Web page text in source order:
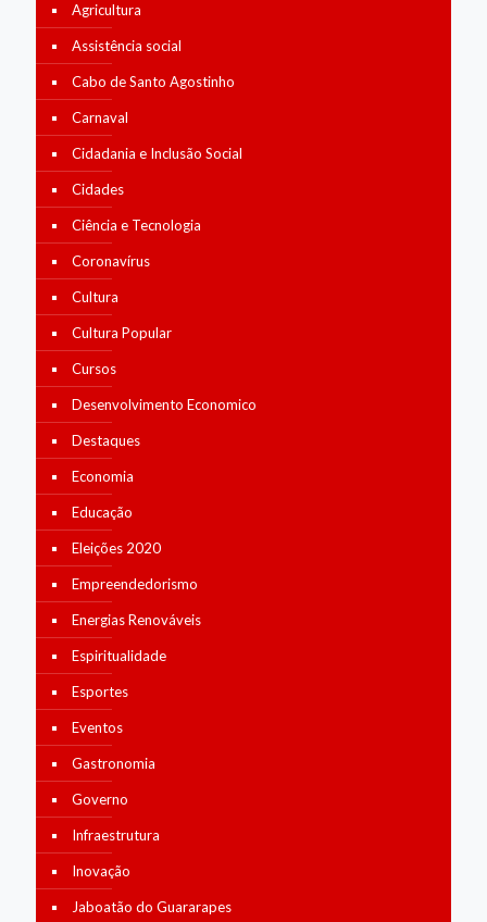
Agricultura
Assistência social
Cabo de Santo Agostinho
Carnaval
Cidadania e Inclusão Social
Cidades
Ciência e Tecnologia
Coronavírus
Cultura
Cultura Popular
Cursos
Desenvolvimento Economico
Destaques
Economia
Educação
Eleições 2020
Empreendedorismo
Energias Renováveis
Espiritualidade
Esportes
Eventos
Gastronomia
Governo
Infraestrutura
Inovação
Jaboatão do Guararapes